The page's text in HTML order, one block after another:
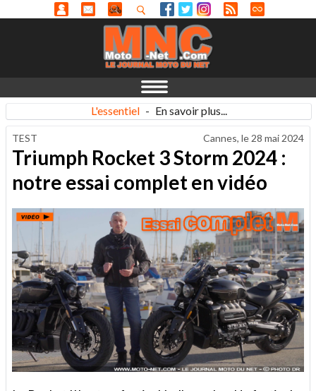
L'essentiel - En savoir plus...
TEST Cannes, le 28 mai 2024
Triumph Rocket 3 Storm 2024 :
notre essai complet en vidéo